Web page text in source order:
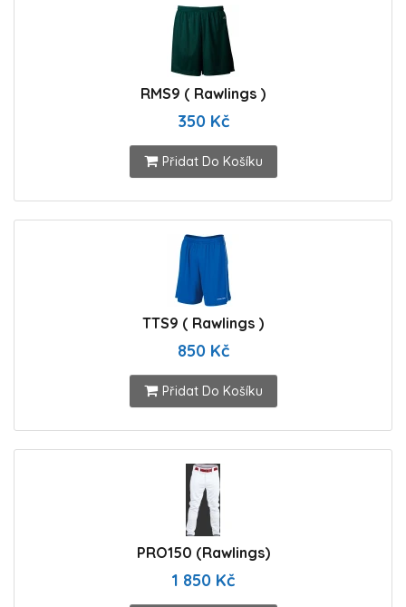
RMS9 ( Rawlings )
350 Kč
Přidat Do Košíku
TTS9 ( Rawlings )
850 Kč
Přidat Do Košíku
PRO150 (Rawlings)
1 850 Kč